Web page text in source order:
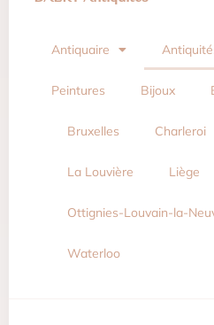
BESOIN
vos
feront une joie de vous
l’achat ou la vente de